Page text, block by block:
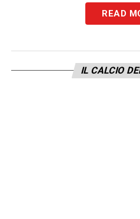
Gretto e repellente.
Propone fantomatici
arrovellano le lingue.
Millanta minorenni
READ
IL CALCIO